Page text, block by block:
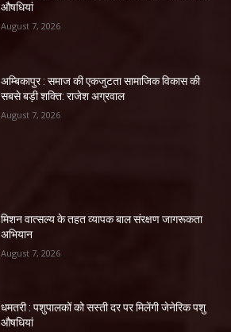
औषधियां
August 7, 2026
अम्बिकापुर : समाज की एकजुटता सामाजिक विकास की
सबसे बड़ी शक्ति: राजेश अग्रवाल
August 7, 2026
मिशन वात्सल्य के तहत व्यापक बाल संरक्षण जागरूकता
अभियान
August 7, 2026
धमतरी : पशुपालकों को सस्ती दर पर मिलेंगी जेनेरिक पशु
औषधियां